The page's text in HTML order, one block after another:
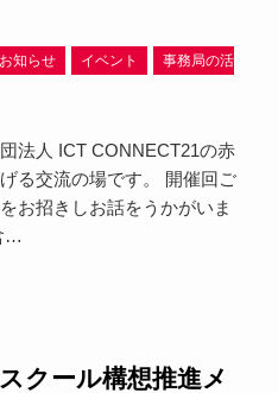
知らせ イベント
事務局の活
法人 ICT CONNECT21の赤
る交流の場です。 開催回ご
お招きしお話をうかがいま
…
クール構想推進メ